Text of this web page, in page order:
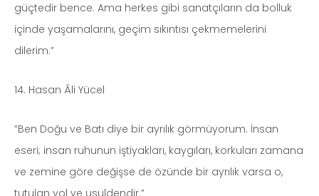
güçtedir bence. Ama herkes gibi sanatçıların da bolluk
içinde yaşamalarını, geçim sıkıntısı çekmemelerini
dilerim.”
14. Hasan Âli Yücel
”Ben Doğu ve Batı diye bir ayrılık görmüyorum. İnsan
eseri; insan ruhunun iştiyakları, kaygıları, korkuları zamana
ve zemine göre değişse de özünde bir ayrılık varsa o,
tutulan yol ve usuldendir.”